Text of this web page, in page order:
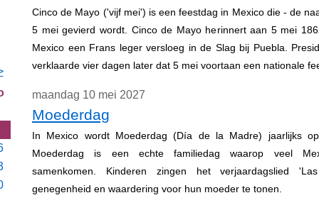
Cinco de Mayo ('vijf mei') is een feestdag in Mexico die - de
5 mei gevierd wordt. Cinco de Mayo herinnert aan 5 mei
Mexico een Frans leger versloeg in de Slag bij Puebla.
verklaarde vier dagen later dat 5 mei voortaan een nationale
maandag 10 mei 2027
Moederdag
In Mexico wordt Moederdag (Día de la Madre) jaarlijks
Moederdag is een echte familiedag waarop veel
samenkomen. Kinderen zingen het verjaardagslied
genegenheid en waardering voor hun moeder te tonen.